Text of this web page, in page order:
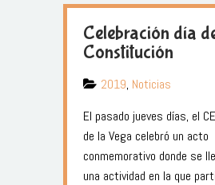
Celebración día
Constitución
2019, Noticias
El pasado jueves días, el
de la Vega celebró un acto
conmemorativo donde se
una actividad en la que